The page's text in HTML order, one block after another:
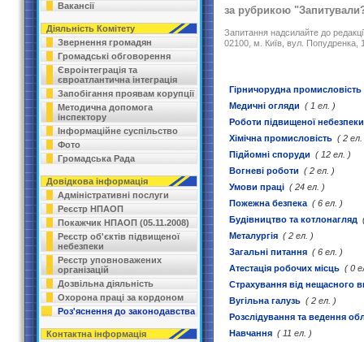
Вакансії
Діяльність Комітету
Звернення громадян
Громадські обговорення
Євроінтеграція та
євроатлантична інтеграція
Запобігання проявам корупції
Методична допомога
інспектору
Інформаційне суспільство
Фото
Громадська Рада
Довідкова інформація
Адміністративні послуги
Реєстр НПАОП
Покажчик НПАОП (05.11.2008)
Реєстр об'єктів підвищеної
небезпеки
Реєстр уповноважених
організацій
Дозвільна діяльність
Охорона праці за кордоном
Роз'яснення до законодавства
Контактна інформація
за рубрикою
Запитання надсилайте до
02100, м. Київ, вул. Попудренка,
Гірничорудна промисловість
Медичні огляди ( 1 ел. )
Роботи підвищеної небезпеки
Хімічна промисловість ( 2 ел.
Підйомні споруди ( 12 ел. )
Вогневі роботи ( 2 ел. )
Умови праці ( 24 ел. )
Пожежна безпека ( 6 ел. )
Будівництво та котлонагляд
Металургія ( 2 ел. )
Загальні питання ( 6 ел. )
Атестація робочих місць ( 0
Страхування від нещасного
Вугільна галузь ( 2 ел. )
Розслідування та ведення
Навчання ( 11 ел. )